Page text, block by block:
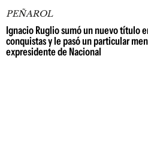
PEÑAROL
Ignacio Ruglio sumó un nuevo título
conquistas y le pasó un particular
expresidente de Nacional